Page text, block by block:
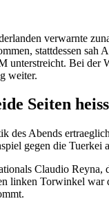
verwarnte
stattdessen
Bei
weiter.
Seiten
des Abends
gegen die Tuerkei
Claudio Reyna,
linken Torwinkel